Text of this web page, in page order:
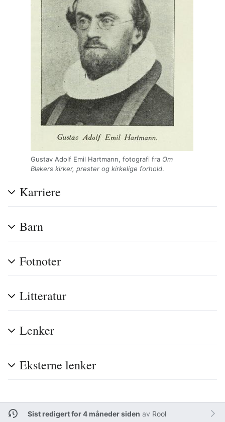
Gustav Adolf Emil Hartmann, fotografi fra Om
Blakers kirker, prester og kirkelige forhold.
Karriere
Barn
Fotnoter
Litteratur
Lenker
Eksterne lenker
Sist redigert for 4 måneder siden av Rool